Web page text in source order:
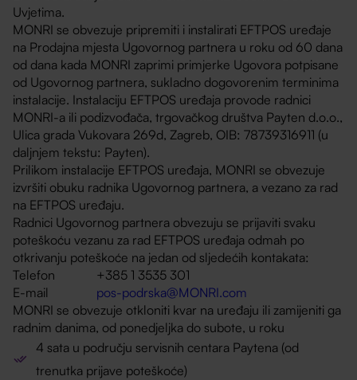
Uvjetima.
MONRI se obvezuje pripremiti i instalirati EFTPOS uređaje
na Prodajna mjesta Ugovornog partnera u roku od 60 dana
od dana kada MONRI zaprimi primjerke Ugovora potpisane
od Ugovornog partnera, sukladno dogovorenim terminima
instalacije. Instalaciju EFTPOS uređaja provode radnici
MONRI-a ili podizvođača, trgovačkog društva Payten d.o.o.,
Ulica grada Vukovara 269d, Zagreb, OIB: 78739316911 (u
daljnjem tekstu: Payten).
Prilikom instalacije EFTPOS uređaja, MONRI se obvezuje
izvršiti obuku radnika Ugovornog partnera, a vezano za rad
na EFTPOS uređaju.
Radnici Ugovornog partnera obvezuju se prijaviti svaku
poteškoću vezanu za rad EFTPOS uređaja odmah po
otkrivanju poteškoće na jedan od sljedećih kontakata:
Telefon +385 1 3535 301
E-mail pos-podrska@MONRI.com
MONRI se obvezuje otkloniti kvar na uređaju ili zamijeniti ga
radnim danima, od ponedjeljka do subote, u roku
4 sata u području servisnih centara Paytena (od
trenutka prijave poteškoće)